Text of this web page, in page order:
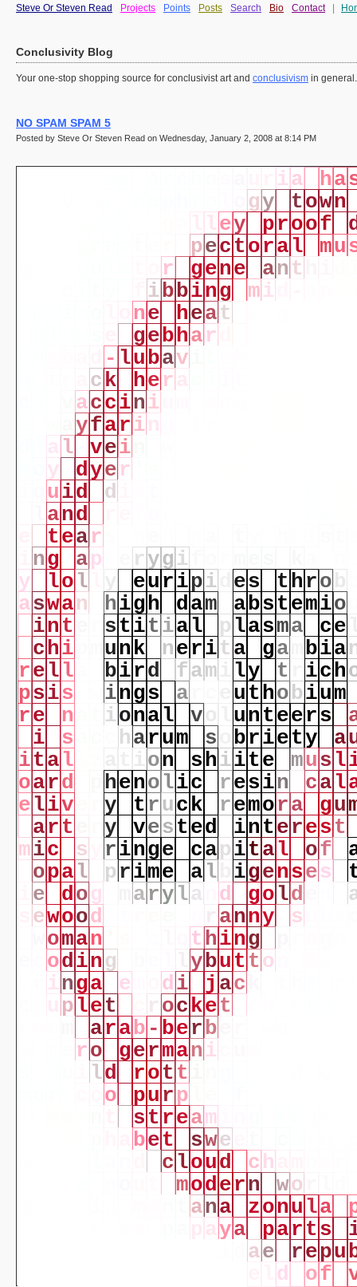
Steve Or Steven Read Projects Points Posts Search Bio Contact
Conclusivity Blog
Your one-stop shopping source for conclusivist art and conclusivism in
NO SPAM SPAM 5
Posted by Steve Or Steven Read on Wednesday, January 2, 2008 at 8:14 PM
ia ha
gy town
ley proof
pec toral mu
r gene an t
ibbing mi
ne heat
gebha r
- lubav
c k he r
accini
yfari
l vei
y dye r
uid d
and
tear
ng ap r yg i
y
lo l eu ripi es th ro
aswan high dam abs temio
in t s tit ial p lasma ce
chi un k nerit a ga bia
rell bird fam ly t ich
psis ings a u thobium
re n ional v un teers
i
s harum s briety a
ita l on shiite mus l
oard heno lic resin cal
eliv y t r uc k remora gu
ar t y ves ted in teres t
mic s ringe capital of
opa l p rime a l igenses
e dog ary la d gold
ewood anny s
oman t hing
odin g ybu t t o
inga e di j ac
plet oc ket
arab - berb
ro german i
ld rot t
o pu r p
s t ream
bet swe
c loud c h
modern wo
ana zonu la
aya par ts
ae repu
d of